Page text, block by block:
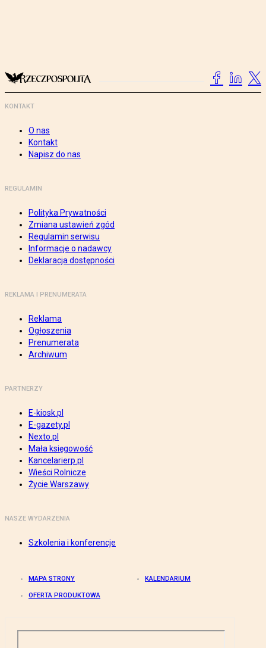
KONTAKT
O nas
Kontakt
Napisz do nas
REGULAMIN
Polityka Prywatności
Zmiana ustawień zgód
Regulamin serwisu
Informacje o nadawcy
Deklaracja dostępności
REKLAMA I PRENUMERATA
Reklama
Ogłoszenia
Prenumerata
Archiwum
PARTNERZY
E-kiosk.pl
E-gazety.pl
Nexto.pl
Mała księgowość
Kancelarierp.pl
Wieści Rolnicze
Życie Warszawy
NASZE WYDARZENIA
Szkolenia i konferencje
MAPA STRONY KALENDARIUM
OFERTA PRODUKTOWA